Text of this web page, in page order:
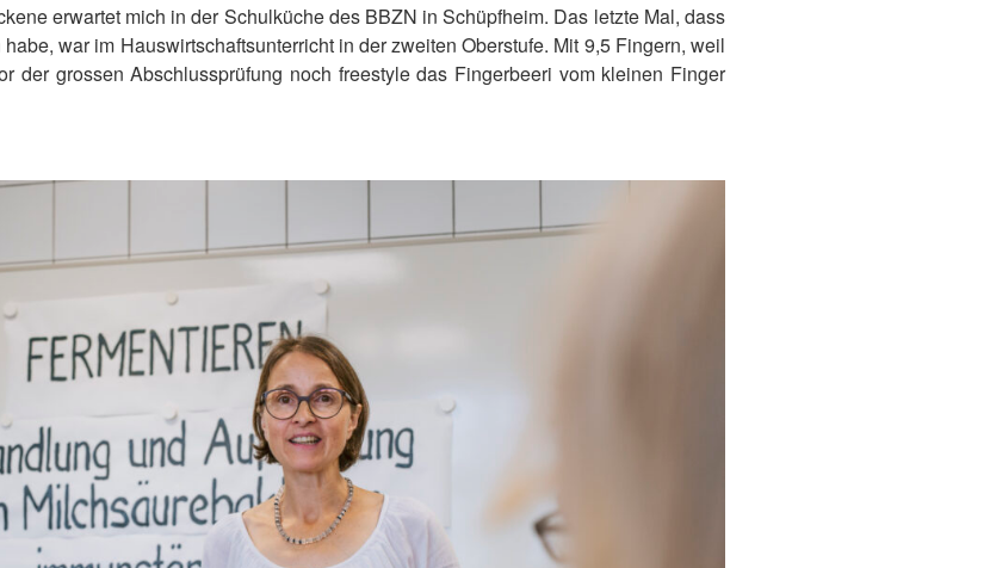
erwartet mich in der Schulküche des BBZN in Schüpfheim. Das letzte Mal, dass
war im Hauswirtschaftsunterricht in der zweiten Oberstufe. Mit 9,5 Fingern, weil
der grossen Abschlussprüfung noch freestyle das Fingerbeeri vom kleinen Finger